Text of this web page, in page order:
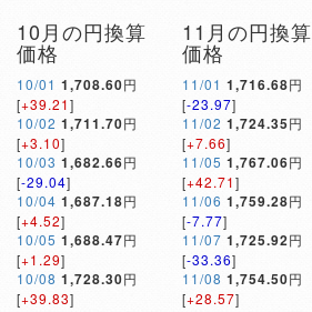
10月の円換算
価格
10/01 1,708.60円
[+39.21]
10/02 1,711.70円
[+3.10]
10/03 1,682.66円
[-29.04]
10/04 1,687.18円
[+4.52]
10/05 1,688.47円
[+1.29]
10/08 1,728.30円
[+39.83]
11月の円換算
価格
11/01 1,716.68円
[-23.97]
11/02 1,724.35円
[+7.66]
11/05 1,767.06円
[+42.71]
11/06 1,759.28円
[-7.77]
11/07 1,725.92円
[-33.36]
11/08 1,754.50円
[+28.57]